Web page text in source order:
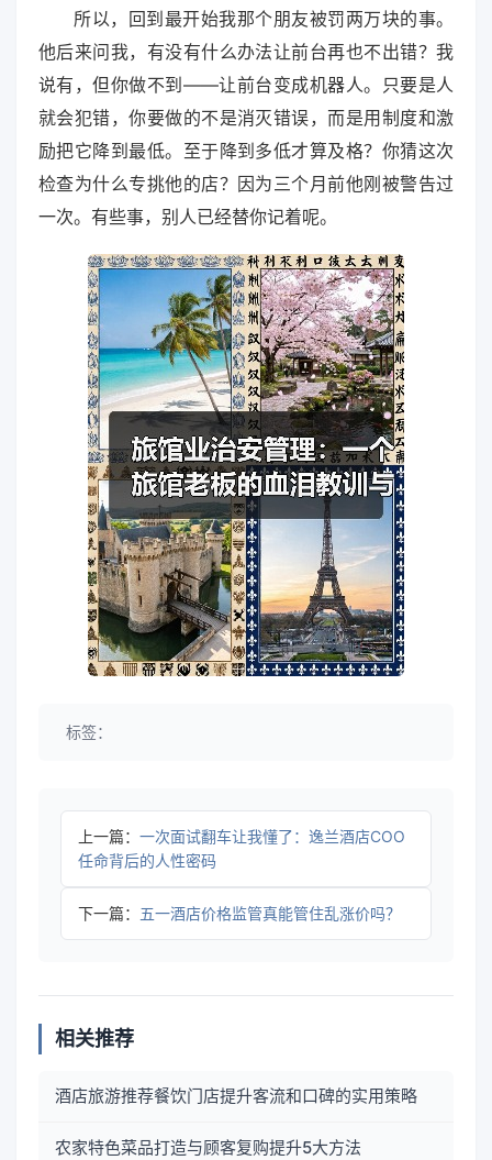
所以，回到最开始我那个朋友被罚两万块的事。
他后来问我，有没有什么办法让前台再也不出错？我
说有，但你做不到——让前台变成机器人。只要是人
就会犯错，你要做的不是消灭错误，而是用制度和激
励把它降到最低。至于降到多低才算及格？你猜这次
检查为什么专挑他的店？因为三个月前他刚被警告过
一次。有些事，别人已经替你记着呢。
标签：
上一篇： 一次面试翻车让我懂了：逸兰酒店COO
任命背后的人性密码
下一篇： 五一酒店价格监管真能管住乱涨价吗？
相关推荐
酒店旅游推荐餐饮门店提升客流和口碑的实用策略
农家特色菜品打造与顾客复购提升5大方法